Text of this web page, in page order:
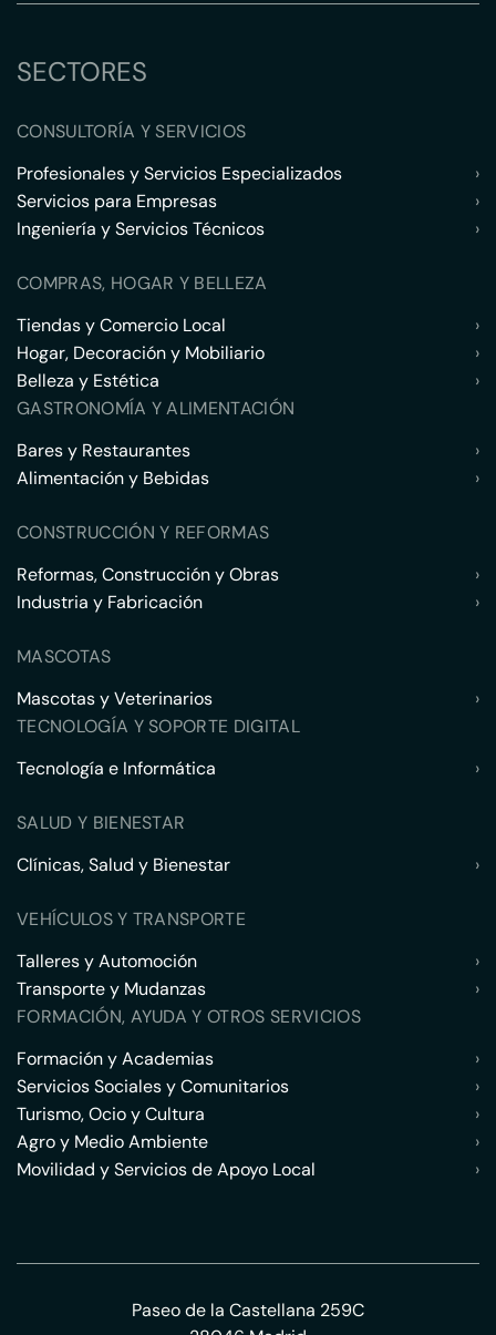
SECTORES
CONSULTORÍA Y SERVICIOS
Profesionales y Servicios Especializados
›
Servicios para Empresas
›
Ingeniería y Servicios Técnicos
›
COMPRAS, HOGAR Y BELLEZA
Tiendas y Comercio Local
›
Hogar, Decoración y Mobiliario
›
Belleza y Estética
›
GASTRONOMÍA Y ALIMENTACIÓN
Bares y Restaurantes
›
Alimentación y Bebidas
›
CONSTRUCCIÓN Y REFORMAS
Reformas, Construcción y Obras
›
Industria y Fabricación
›
MASCOTAS
Mascotas y Veterinarios
›
TECNOLOGÍA Y SOPORTE DIGITAL
Tecnología e Informática
›
SALUD Y BIENESTAR
Clínicas, Salud y Bienestar
›
VEHÍCULOS Y TRANSPORTE
Talleres y Automoción
›
Transporte y Mudanzas
›
FORMACIÓN, AYUDA Y OTROS SERVICIOS
Formación y Academias
›
Servicios Sociales y Comunitarios
›
Turismo, Ocio y Cultura
›
Agro y Medio Ambiente
›
Movilidad y Servicios de Apoyo Local
›
Paseo de la Castellana 259C